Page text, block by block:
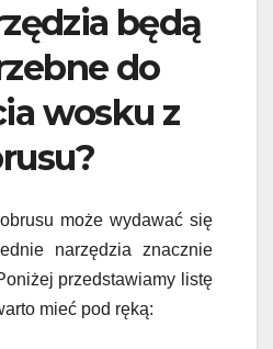
będą
do
wosku z
może wydawać się
narzędzia znacznie
przedstawiamy listę
mieć pod ręką: